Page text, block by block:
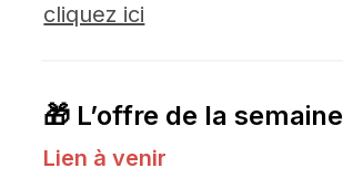
cliquez ici
🎁 L’offre de la semaine
Lien à venir